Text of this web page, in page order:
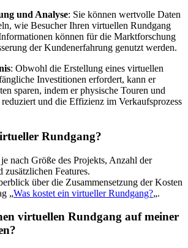
und Analyse: Sie können wertvolle Daten
wie Besucher Ihren virtuellen Rundgang
können für die Marktforschung
der Kundenerfahrung genutzt werden.
: Obwohl die Erstellung eines virtuellen
Investitionen erfordert, kann er
sparen, indem er physische Touren und
reduziert und die Effizienz im Verkaufsprozess
Rundgang?
nach Größe des Projekts, Anzahl der
Features.
über die Zusammensetzung der Kosten
„Was kostet ein virtueller Rundgang?„.
virtuellen Rundgang auf meiner